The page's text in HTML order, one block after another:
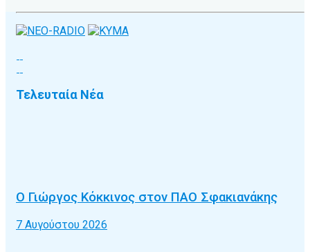
Τελευταία Νέα
Ο Γιώργος Κόκκινος στον ΠΑΟ Σφακιανάκης
7 Αυγούστου 2026